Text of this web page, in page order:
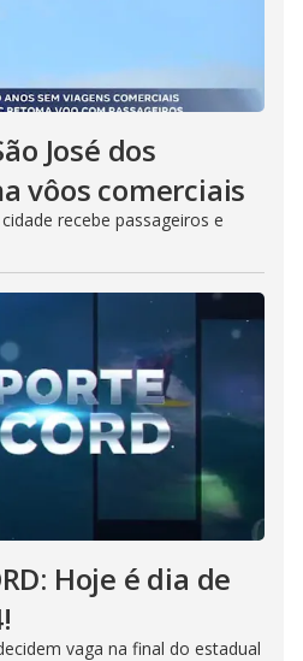
José dos
vôos comerciais
recebe passageiros e
Hoje é dia de
vaga na final do estadual